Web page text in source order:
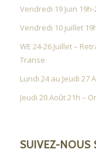
Vendredi 19 Juin
Vendredi 10 juillet
WE 24-26 Juillet –
Transe
Lundi 24 au Jeudi 27
Jeudi 20 Août 21h –
SUIVEZ-NOUS